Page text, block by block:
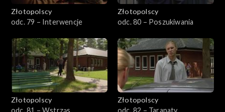
Złotopolscy
odc. 79 – Interwencje
Złotopolscy
odc. 80 – Poszukiwania
Złotopolscy
Złotopolscy